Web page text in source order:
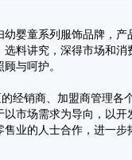
婴童系列服饰品牌，产
料讲究，深得市场和
与呵护。
销商、加盟商管理各
市场需求为导向，以
业的人士合作，进一